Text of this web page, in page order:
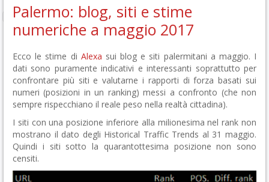
Palermo: blog, siti e stime
numeriche a maggio 2017
Ecco le stime di Alexa sui blog e siti palermitani a maggio. I
dati sono puramente indicativi e interessanti soprattutto per
confrontare più siti e valutarne i rapporti di forza basati sui
numeri (posizioni in un ranking) messi a confronto (che non
sempre rispecchiano il reale peso nella realtà cittadina).
I siti con una posizione inferiore alla milionesima nel rank non
mostrano il dato degli Historical Traffic Trends al 31 maggio.
Quindi i siti sotto la quarantottesima posizione non sono
censiti.